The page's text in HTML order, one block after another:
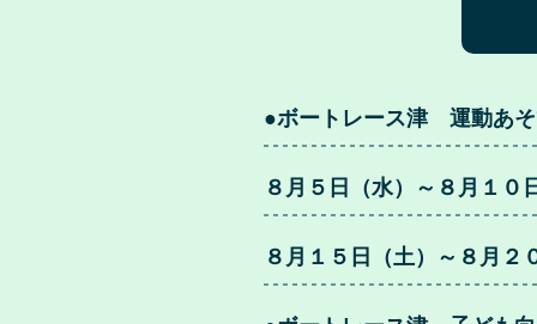
●ボートレース津 運動あ
８月５日（水）～８月１０
８月１５日（土）～８月２